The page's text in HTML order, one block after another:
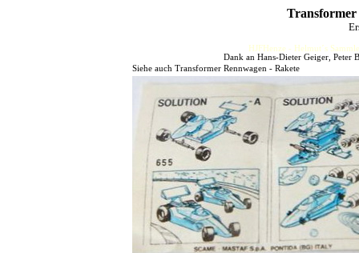
Transformer
HJFHenze - Helmut´s
Dank an Hans-Dieter Geiger,
Siehe auch Transformer Rennwagen - Rakete